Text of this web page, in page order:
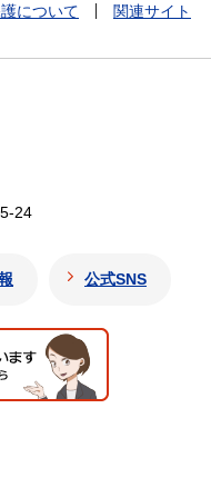
について 関連サイト
24
公式SNS